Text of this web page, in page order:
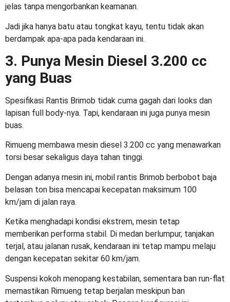
jelas tanpa mengorbankan keamanan.
Jadi jika hanya batu atau tongkat kayu, tentu tidak akan
berdampak apa-apa pada kendaraan ini.
3. Punya Mesin Diesel 3.200 cc
yang Buas
Spesifikasi Rantis Brimob tidak cuma gagah dari looks dan
lapisan full body-nya. Tapi, kendaraan ini juga punya mesin
buas.
Rimueng membawa mesin diesel 3.200 cc yang menawarkan
torsi besar sekaligus daya tahan tinggi.
Dengan adanya mesin ini, mobil rantis Brimob berbobot baja
belasan ton bisa mencapai kecepatan maksimum 100
km/jam di jalan raya.
Ketika menghadapi kondisi ekstrem, mesin tetap
memberikan performa stabil. Di medan berlumpur, tanjakan
terjal, atau jalanan rusak, kendaraan ini tetap mampu melaju
dengan kecepatan sekitar 60 km/jam.
Suspensi kokoh menopang kestabilan, sementara ban run-flat
memastikan Rimueng tetap berjalan meskipun ban